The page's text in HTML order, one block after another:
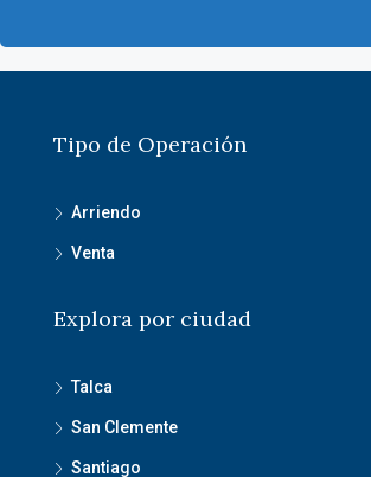
Tipo de Operación
Arriendo
Venta
Explora por ciudad
Talca
San Clemente
Santiago